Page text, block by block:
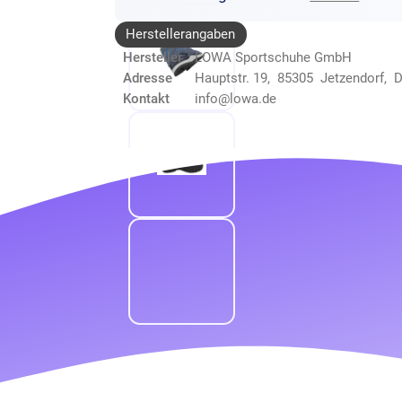
Herstellerangaben
Hersteller
LOWA Sportschuhe GmbH
Adresse
Hauptstr. 19, 85305 Jetzendorf,
Kontakt
info@lowa.de